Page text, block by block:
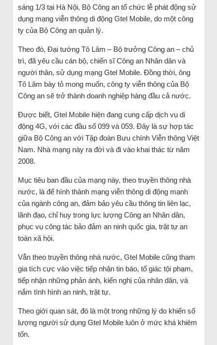
sáng 1/3 tại Hà Nội, Bộ Công an tổ chức lễ phát động sử
dụng mạng viễn thông di động Gtel Mobile, do một công
ty của Bộ Công an quản lý.
Theo đó, Đại tướng Tô Lâm – Bộ trưởng Công an – chủ
trì, đã yêu cầu cán bộ, chiến sĩ Công an Nhân dân và
người thân, sử dụng mạng Gtel Mobile. Đồng thời, ông
Tô Lâm bày tỏ mong muốn, công ty viễn thông của Bộ
Công an sẽ trở thành doanh nghiệp hàng đầu cả nước.
Được biết, Gtel Mobile hiện đang cung cấp dịch vụ di
động 4G, với các đầu số 099 và 059. Đây là sự hợp tác
giữa Bộ Công an với Tập đoàn Bưu chính Viễn thông Việt
Nam. Nhà mạng này ra đời và đi vào khai thác từ năm
2008.
Mục tiêu ban đầu của mạng này, theo truyền thông nhà
nước, là để hình thành mạng viễn thông di động mạnh
của ngành công an, đảm bảo yêu cầu thông tin liên lạc,
lãnh đạo, chỉ huy trong lực lượng Công an Nhân dân,
phục vụ công tác bảo đảm an ninh quốc gia, trật tự an
toàn xã hội.
Vẫn theo truyền thông nhà nước, Gtel Mobile cũng tham
gia tích cực vào việc tiếp nhận tin báo, tố giác tội phạm,
tiếp nhận những phản ánh, kiến nghị của nhân dân, và
nắm tình hình an ninh, trật tự.
Theo giới quan sát, đó là một trong những lý do khiến số
lượng người sử dụng Gtel Mobile luôn ở mức khá khiêm
tốn.